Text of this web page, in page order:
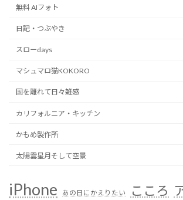
無料 AIフォト
日記・つぶやき
スローdays
マシュマロ猫KOKORO
国を離れて日々雑感
カリフォルニア・キッチン
かもめ製作所
太陽雲星月そして空景
iPhone あの日にかえりたい こころ